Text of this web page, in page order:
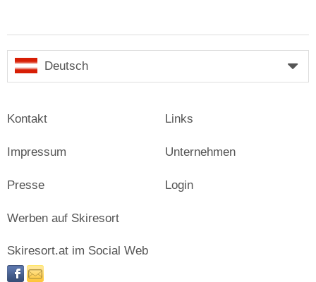
Deutsch
Kontakt
Impressum
Presse
Links
Unternehmen
Login
Werben auf Skiresort
Skiresort.at im Social Web
facebooknewsletter